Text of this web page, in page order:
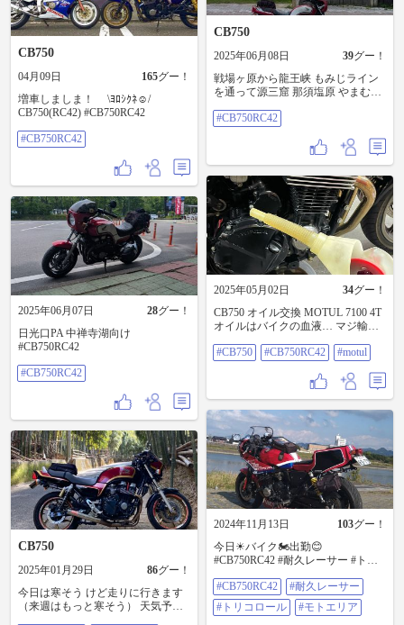
CB750
04月09日 165グー！
増車しましま！ \ﾖﾛｼｸﾈ☺︎/
CB750(RC42) #CB750RC42
#CB750RC42
CB750
2025年06月08日 39グー！
戦場ヶ原から龍王峡 もみじライン
を通って源三窟 那須塩原 やまむら
グ初日 #CB750RC42
#CB750RC42
2025年06月07日 28グー！
日光口PA 中禅寺湖向け
#CB750RC42
#CB750RC42
2025年05月02日 34グー！
CB750 オイル交換 MOTUL 7100 4T
オイルはバイクの血液… マジ輸血
換しましょうね笑 これから空冷に
ル入れてあげましょう～ 実は
MOTUL代理店ですので、ご興味あ
ればオイル交換等ご相談下さい。
その他オイルもあります。
KSFactory TEL 0568-90-7778 まで
#CB750 #CB750RC42 #motul
#CB750 #CB750RC42 #motul
CB750
2025年01月29日 86グー！
今日は寒そう けど走りに行きます
（来週はもっと寒そう） 天気予報
2024年11月13日 103グー！
今日☀バイク🏍️出勤😊
#CB750RC42 #耐久レーサー #トリ
#CB750RC42
#耐久レーサー
#トリコロール
#モトエリア